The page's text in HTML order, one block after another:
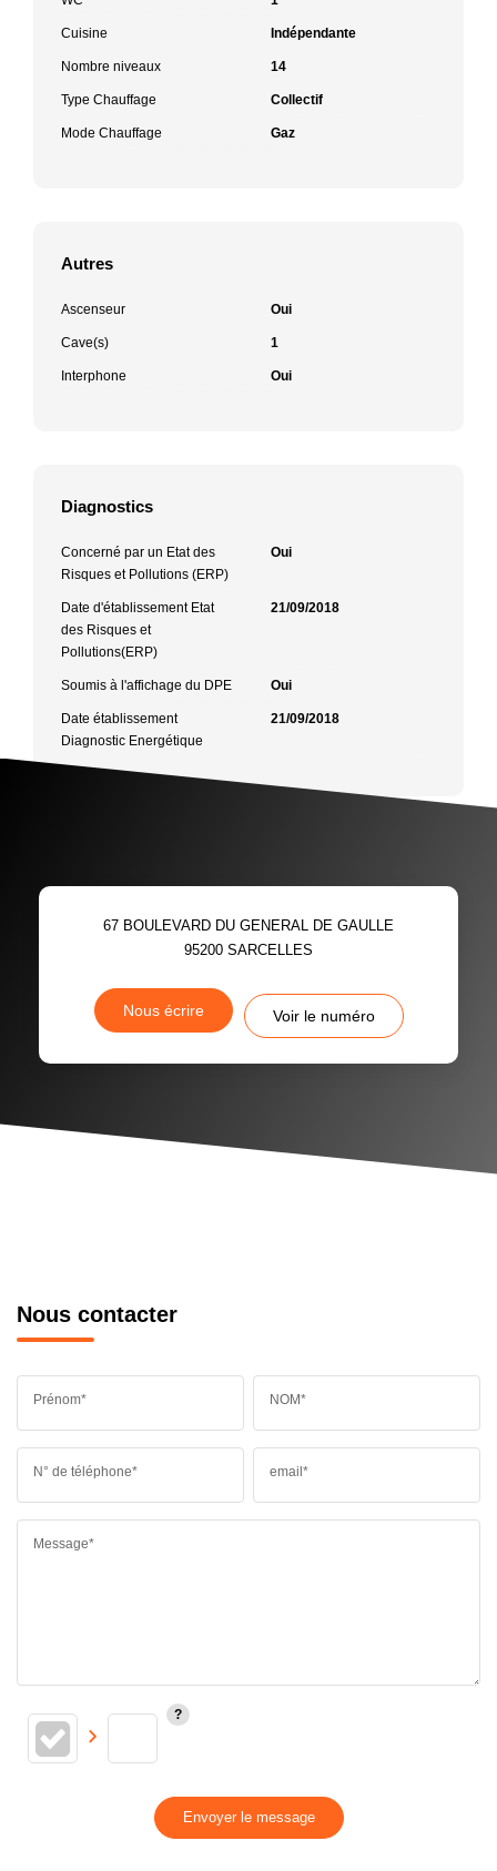
Cuisine Indépendante
Nombre niveaux 14
Type Chauffage Collectif
Mode Chauffage Gaz
Autres
Ascenseur Oui
Cave(s) 1
Interphone Oui
Diagnostics
Concerné par un Etat des
Risques et Pollutions (ERP)
Oui
Date d'établissement Etat
des Risques et
Pollutions(ERP)
21/09/2018
Soumis à l'affichage du DPE Oui
Date établissement
Diagnostic Energétique
21/09/2018
67 BOULEVARD DU GENERAL DE GAULLE
95200 SARCELLES
Nous écrire Voir le numéro
Nous contacter
Prénom* NOM*
N° de téléphone* email*
Message*
Envoyer le message